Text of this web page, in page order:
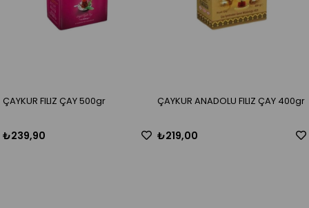
ÇAYKUR FILIZ ÇAY 500gr
₺239,90
ÇAYKUR ANADOLU FILIZ ÇAY 400gr
₺219,00